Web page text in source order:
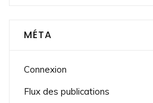
MÉTA
Connexion
Flux des publications